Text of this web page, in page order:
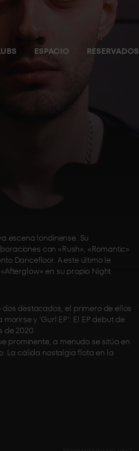
ESPACIO RESERVADOS
escena londinense. Su
con «Rush», «Romantic»
Dancefloor. A este último le
en su propio Night
destacados, el primero de ellos
y ‘Gurl EP’: El EP debut de
de 2020.
prominente, a menudo se sitúa en
La cálida nostalgia flota en la